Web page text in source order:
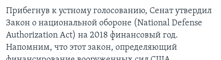
Прибегнув к устному голосованию, Сенат утвердил
Закон о национальной обороне (National Defense
Authorization Act) на 2018 финансовый год.
Напомним, что этот закон, определяющий